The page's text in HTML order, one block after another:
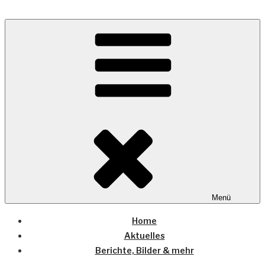
COUNTRYHOME
Wo die (Country-) Musik Zuhause ist
Menü
Home
Aktuelles
Berichte, Bilder & mehr